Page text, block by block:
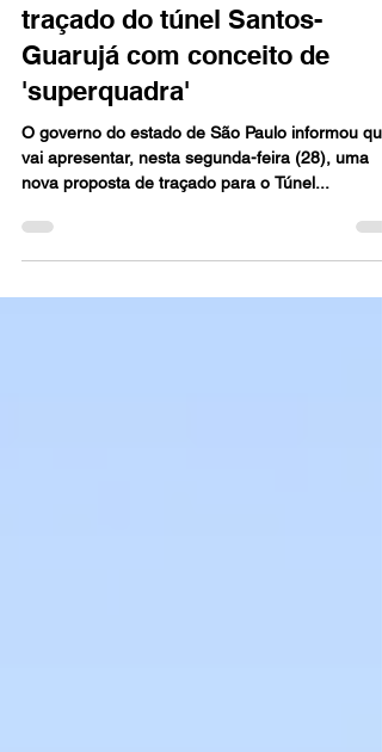
Governo de SP apresenta
traçado do túnel Santos-
Guarujá com conceito de
'superquadra'
O governo do estado de São Paulo informou que